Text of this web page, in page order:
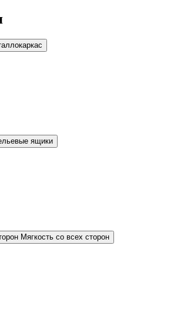
ящики
Мягкость со всех сторон